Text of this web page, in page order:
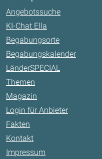
Angebotssuche
KI-Chat Ella
Begabungsorte
Begabungskalender
LänderSPECIAL
Themen
Magazin
Login für Anbieter
Fakten
Kontakt
Impressum